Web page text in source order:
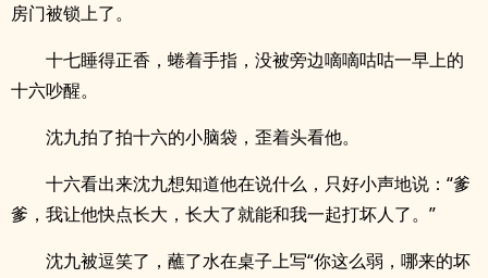
房门被锁上了。
十七睡得正香，蜷着手指，没被旁边嘀嘀咕咕一早上的
十六吵醒。
沈九拍了拍十六的小脑袋，歪着头看他。
十六看出来沈九想知道他在说什么，只好小声地说：“爹
爹，我让他快点长大，长大了就能和我一起打坏人了。”
沈九被逗笑了，蘸了水在桌子上写“你这么弱，哪来的坏